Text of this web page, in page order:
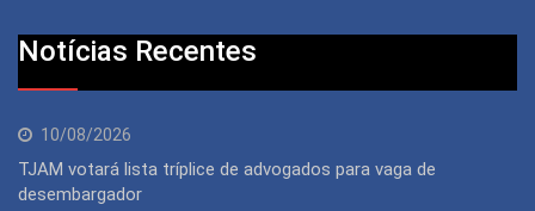
Notícias Recentes
10/08/2026
TJAM votará lista tríplice de advogados para vaga de
desembargador